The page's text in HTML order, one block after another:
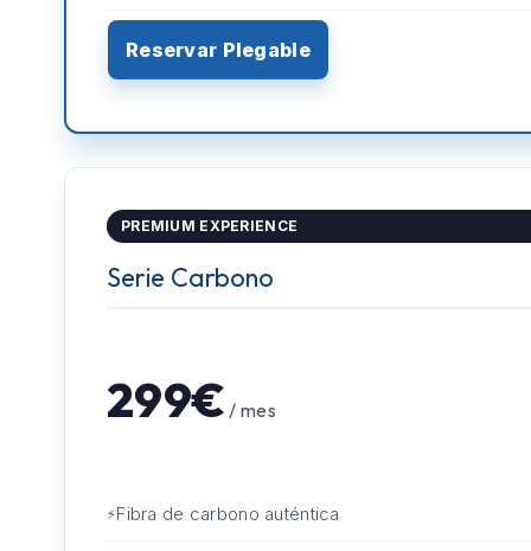
Reservar Plegable
PREMIUM EXPERIENCE
Serie Carbono
299€ / mes
Fibra de carbono auténtica